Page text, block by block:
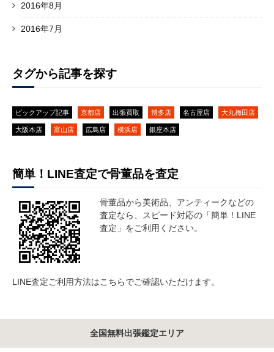
2016年8月
2016年7月
タグから記事を探す
ピックアップ記事 京都店 出張買取 博多店 名古屋店 大丸梅田店
大阪本店 富山店 広島店 横浜店 銀座本店
簡単！LINE査定で骨董品を査定
骨董品から美術品、アンティークなどの
査定なら、スピード対応の「簡単！LINE
査定」をご利用ください。
LINE査定ご利用方法はこちらでご確認いただけます。
全国無料出張鑑定エリア